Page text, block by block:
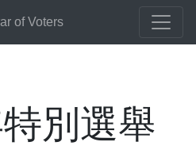
of Voters
別選舉